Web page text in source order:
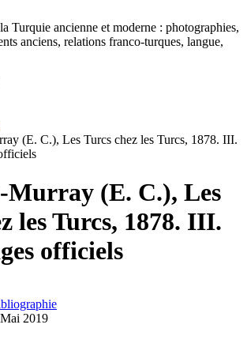
Turquie ancienne et moderne : photographies,
anciens, relations franco-turques, langue,
(E. C.), Les Turcs chez les Turcs, 1878. III.
Murray (E. C.), Les
les Turcs, 1878. III.
officiels
2019